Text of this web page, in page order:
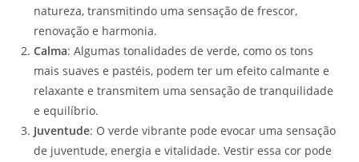
natureza, transmitindo uma sensação de frescor,
renovação e harmonia.
Calma: Algumas tonalidades de verde, como os tons
mais suaves e pastéis, podem ter um efeito calmante e
relaxante e transmitem uma sensação de tranquilidade
e equilíbrio.
Juventude: O verde vibrante pode evocar uma sensação
de juventude, energia e vitalidade. Vestir essa cor pode